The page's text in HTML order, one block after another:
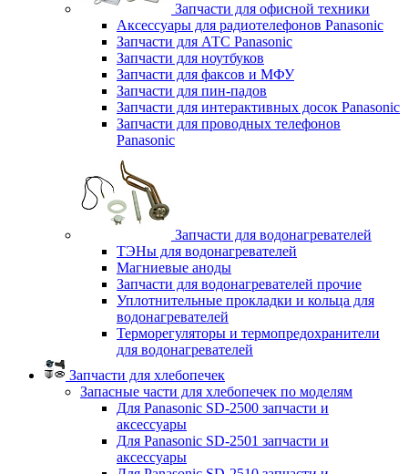
Запчасти для офисной техники
Аксессуары для радиотелефонов Panasonic
Запчасти для АТС Panasonic
Запчасти для ноутбуков
Запчасти для факсов и МФУ
Запчасти для пин-падов
Запчасти для интерактивных досок Panasonic
Запчасти для проводных телефонов
Panasonic
Запчасти для водонагревателей
ТЭНы для водонагревателей
Магниевые аноды
Запчасти для водонагревателей прочие
Уплотнительные прокладки и кольца для
водонагревателей
Терморегуляторы и термопредохранители
для водонагревателей
Запчасти для хлебопечек
Запасные части для хлебопечек по моделям
Для Panasonic SD-2500 запчасти и
аксессуары
Для Panasonic SD-2501 запчасти и
аксессуары